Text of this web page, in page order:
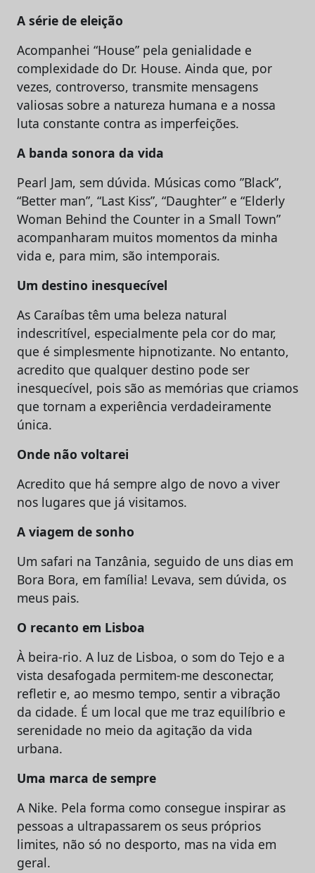
A série de eleição
Acompanhei “House” pela genialidade e
complexidade do Dr. House. Ainda que, por
vezes, controverso, transmite mensagens
valiosas sobre a natureza humana e a nossa
luta constante contra as imperfeições.
A banda sonora da vida
Pearl Jam, sem dúvida. Músicas como ”Black”,
“Better man”, “Last Kiss”, “Daughter” e “Elderly
Woman Behind the Counter in a Small Town”
acompanharam muitos momentos da minha
vida e, para mim, são intemporais.
Um destino inesquecível
As Caraíbas têm uma beleza natural
indescritível, especialmente pela cor do mar,
que é simplesmente hipnotizante. No entanto,
acredito que qualquer destino pode ser
inesquecível, pois são as memórias que criamos
que tornam a experiência verdadeiramente
única.
Onde não voltarei
Acredito que há sempre algo de novo a viver
nos lugares que já visitamos.
A viagem de sonho
Um safari na Tanzânia, seguido de uns dias em
Bora Bora, em família! Levava, sem dúvida, os
meus pais.
O recanto em Lisboa
À beira-rio. A luz de Lisboa, o som do Tejo e a
vista desafogada permitem-me desconectar,
refletir e, ao mesmo tempo, sentir a vibração
da cidade. É um local que me traz equilíbrio e
serenidade no meio da agitação da vida
urbana.
Uma marca de sempre
A Nike. Pela forma como consegue inspirar as
pessoas a ultrapassarem os seus próprios
limites, não só no desporto, mas na vida em
geral.